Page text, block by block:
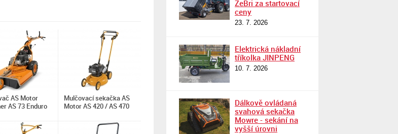
AS Motor
AS 73 Enduro
Mulčovací sekačka AS
Motor AS 420 / AS 470
ZeBri za startovací
ceny
23. 7. 2026
Elektrická nákladní
tříkolka JINPENG
10. 7. 2026
Dálkově ovládaná
svahová sekačka
Mowre - sekání na
vyšší úrovni